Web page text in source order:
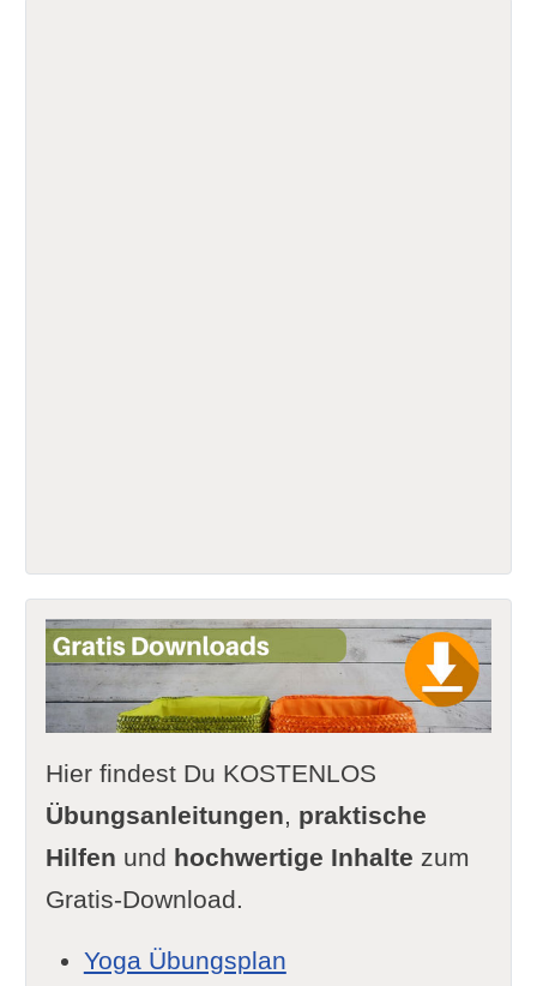
Hier findest Du KOSTENLOS
Übungsanleitungen, praktische
Hilfen und hochwertige Inhalte zum
Gratis-Download.
Yoga Übungsplan